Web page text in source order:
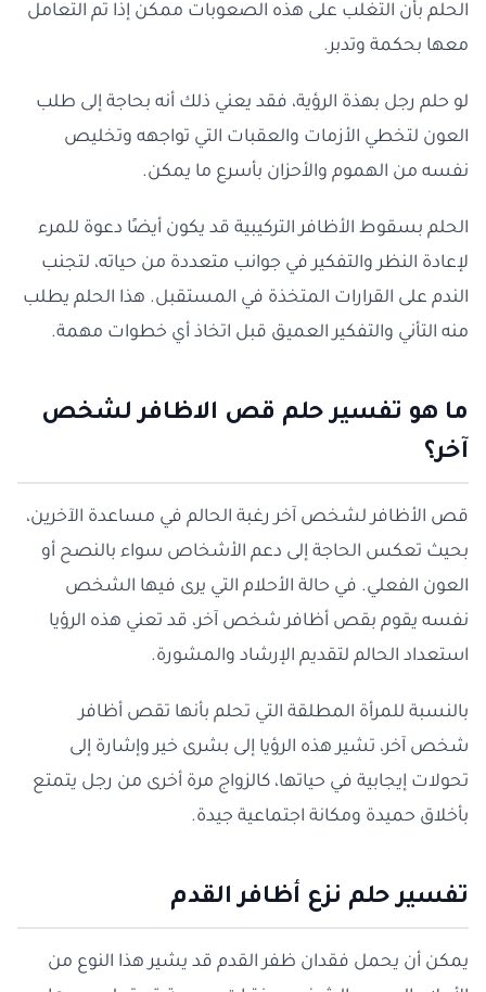
الحلم بأن التغلب على هذه الصعوبات ممكن إذا تم التعامل
معها بحكمة وتدبر.
لو حلم رجل بهذة الرؤية، فقد يعني ذلك أنه بحاجة إلى طلب
العون لتخطي الأزمات والعقبات التي تواجهه وتخليص
نفسه من الهموم والأحزان بأسرع ما يمكن.
الحلم بسقوط الأظافر التركيبية قد يكون أيضًا دعوة للمرء
لإعادة النظر والتفكير في جوانب متعددة من حياته، لتجنب
الندم على القرارات المتخذة في المستقبل. هذا الحلم يطلب
منه التأني والتفكير العميق قبل اتخاذ أي خطوات مهمة.
ما هو تفسير حلم قص الاظافر لشخص
آخر؟
قص الأظافر لشخص آخر رغبة الحالم في مساعدة الآخرين،
بحيث تعكس الحاجة إلى دعم الأشخاص سواء بالنصح أو
العون الفعلي. في حالة الأحلام التي يرى فيها الشخص
نفسه يقوم بقص أظافر شخص آخر، قد تعني هذه الرؤيا
استعداد الحالم لتقديم الإرشاد والمشورة.
بالنسبة للمرأة المطلقة التي تحلم بأنها تقص أظافر
شخص آخر، تشير هذه الرؤيا إلى بشرى خير وإشارة إلى
تحولات إيجابية في حياتها، كالزواج مرة أخرى من رجل يتمتع
بأخلاق حميدة ومكانة اجتماعية جيدة.
تفسير حلم نزع أظافر القدم
يمكن أن يحمل فقدان ظفر القدم قد يشير هذا النوع من